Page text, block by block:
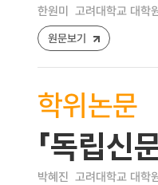
한원미 고려대학교 대학
원문보기
학위논문
「독립신
박혜진 고려대학교 대학